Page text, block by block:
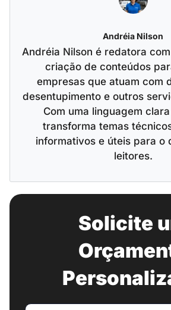
Andréia Nilson
Andréia Nilson é redatora
criação de conteúdos
empresas que atuam com
desentupimento e outros
Com uma linguagem
transforma temas
informativos e úteis para o
leitores.
Solicite